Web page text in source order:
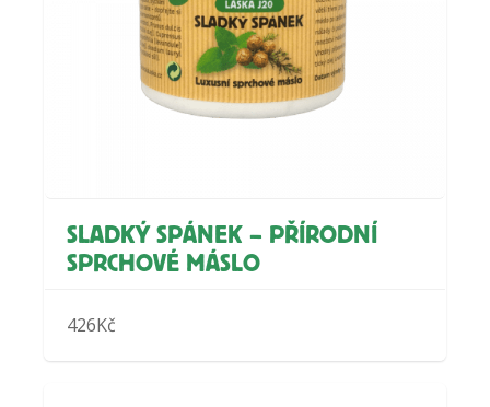
SLADKÝ SPÁNEK – PŘÍRODNÍ
SPRCHOVÉ MÁSLO
426Kč